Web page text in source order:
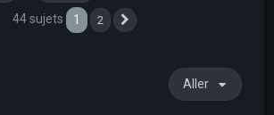
44 sujets 1 2
Aller